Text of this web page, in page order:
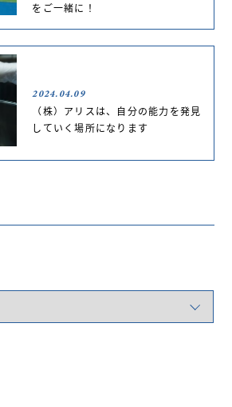
をご一緒に！
2024.04.09
（株）アリスは、自分の能力を発見
していく場所になります